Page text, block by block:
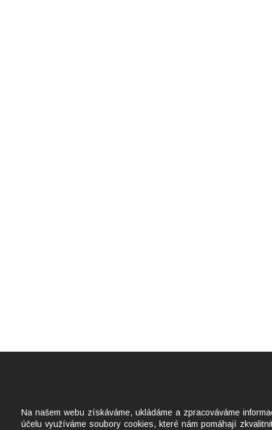
Na našem webu získáváme, ukládáme a zpracováváme
účelu využíváme soubory cookies, které nám pomáhají